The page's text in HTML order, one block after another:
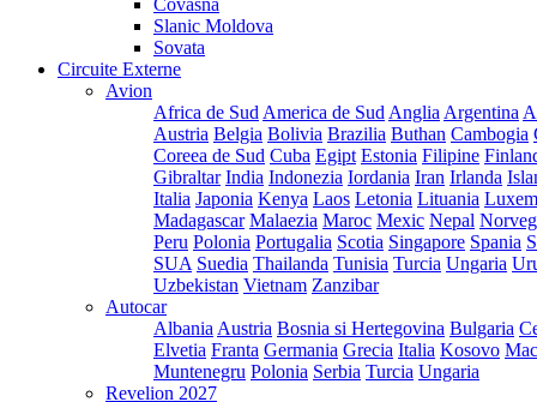
Covasna
Slanic Moldova
Sovata
Circuite Externe
Avion
Africa de Sud America de Sud Anglia Argentina
Austria Belgia Bolivia Brazilia Buthan Cambogia
Coreea de Sud Cuba Egipt Estonia Filipine
Gibraltar India Indonezia Iordania Iran Irlanda
Italia Japonia Kenya Laos Letonia Lituania
Madagascar Malaezia Maroc Mexic Nepal
Peru Polonia Portugalia Scotia Singapore Spania
SUA Suedia Thailanda Tunisia Turcia Ungaria
Uzbekistan Vietnam Zanzibar
Autocar
Albania Austria Bosnia si Hertegovina Bulgaria
Elvetia Franta Germania Grecia Italia Kosovo
Muntenegru Polonia Serbia Turcia Ungaria
Revelion 2027